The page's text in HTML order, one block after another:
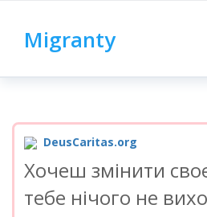
Migranty
DeusCaritas.org
Хочеш змінити
тебе нічого не